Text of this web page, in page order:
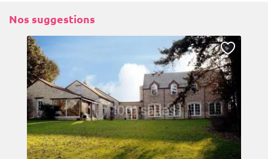
Nos suggestions